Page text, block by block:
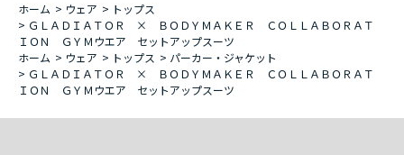
ホーム > ウェア > トップス
> ＧＬＡＤＩＡＴＯＲ × ＢＯＤＹＭＡＫＥＲ ＣＯＬＬＡＢＯＲＡＴ
ＩＯＮ ＧＹＭウエア セットアップスーツ
ホーム > ウェア > トップス > パーカー・ジャケット
> ＧＬＡＤＩＡＴＯＲ × ＢＯＤＹＭＡＫＥＲ ＣＯＬＬＡＢＯＲＡＴ
ＩＯＮ ＧＹＭウエア セットアップスーツ